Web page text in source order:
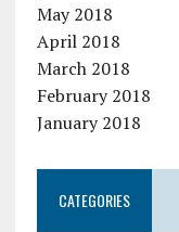
May 2018
April 2018
March 2018
February 2018
January 2018
CATEGORIES